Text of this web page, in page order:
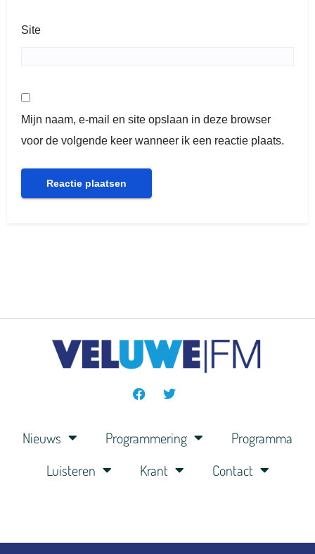
Site
Mijn naam, e-mail en site opslaan in deze browser
voor de volgende keer wanneer ik een reactie plaats.
Nieuws Programmering
Programma
Luisteren
Krant Contact